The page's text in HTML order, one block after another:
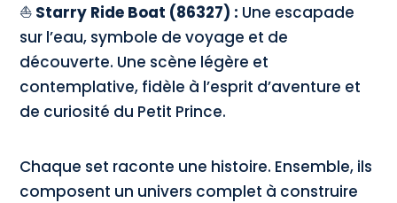
⛵ Starry Ride Boat (86327) : Une escapade
sur l’eau, symbole de voyage et de
découverte. Une scène légère et
contemplative, fidèle à l’esprit d’aventure et
de curiosité du Petit Prince.
Chaque set raconte une histoire. Ensemble, ils
composent un univers complet à construire